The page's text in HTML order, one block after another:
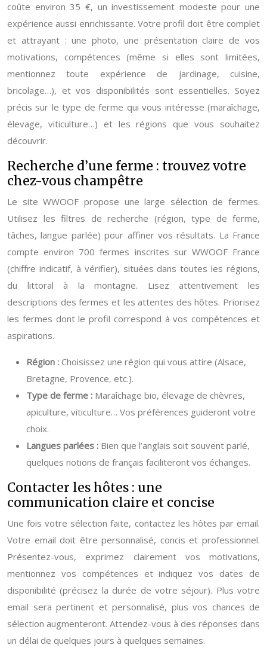
coûte environ 35 €, un investissement modeste pour une
expérience aussi enrichissante. Votre profil doit être complet
et attrayant : une photo, une présentation claire de vos
motivations, compétences (même si elles sont limitées,
mentionnez toute expérience de jardinage, cuisine,
bricolage…), et vos disponibilités sont essentielles. Soyez
précis sur le type de ferme qui vous intéresse (maraîchage,
élevage, viticulture…) et les régions que vous souhaitez
découvrir.
Recherche d’une ferme : trouvez votre
chez-vous champêtre
Le site WWOOF propose une large sélection de fermes.
Utilisez les filtres de recherche (région, type de ferme,
tâches, langue parlée) pour affiner vos résultats. La France
compte environ 700 fermes inscrites sur WWOOF France
(chiffre indicatif, à vérifier), situées dans toutes les régions,
du littoral à la montagne. Lisez attentivement les
descriptions des fermes et les attentes des hôtes. Priorisez
les fermes dont le profil correspond à vos compétences et
aspirations.
Région : Choisissez une région qui vous attire (Alsace,
Bretagne, Provence, etc.).
Type de ferme : Maraîchage bio, élevage de chèvres,
apiculture, viticulture… Vos préférences guideront votre
choix.
Langues parlées : Bien que l’anglais soit souvent parlé,
quelques notions de français faciliteront vos échanges.
Contacter les hôtes : une
communication claire et concise
Une fois votre sélection faite, contactez les hôtes par email.
Votre email doit être personnalisé, concis et professionnel.
Présentez-vous, exprimez clairement vos motivations,
mentionnez vos compétences et indiquez vos dates de
disponibilité (précisez la durée de votre séjour). Plus votre
email sera pertinent et personnalisé, plus vos chances de
sélection augmenteront. Attendez-vous à des réponses dans
un délai de quelques jours à quelques semaines.